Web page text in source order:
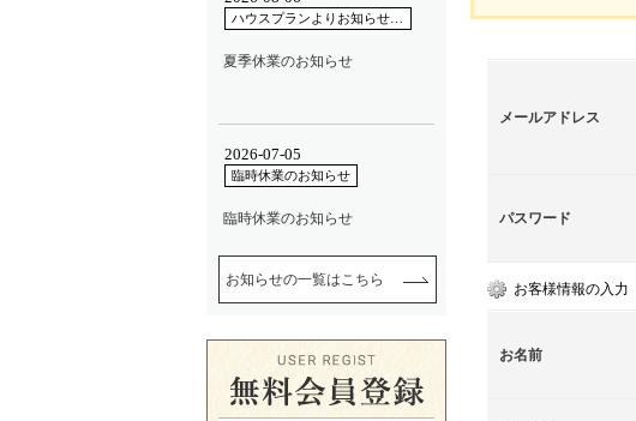
メールアドレス
パスワード
お客様情報の入力
お名前
お知らせの一覧はこちら